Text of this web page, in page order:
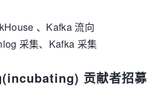
、Kafka 流向
采集、Kafka 采集
贡献者招募